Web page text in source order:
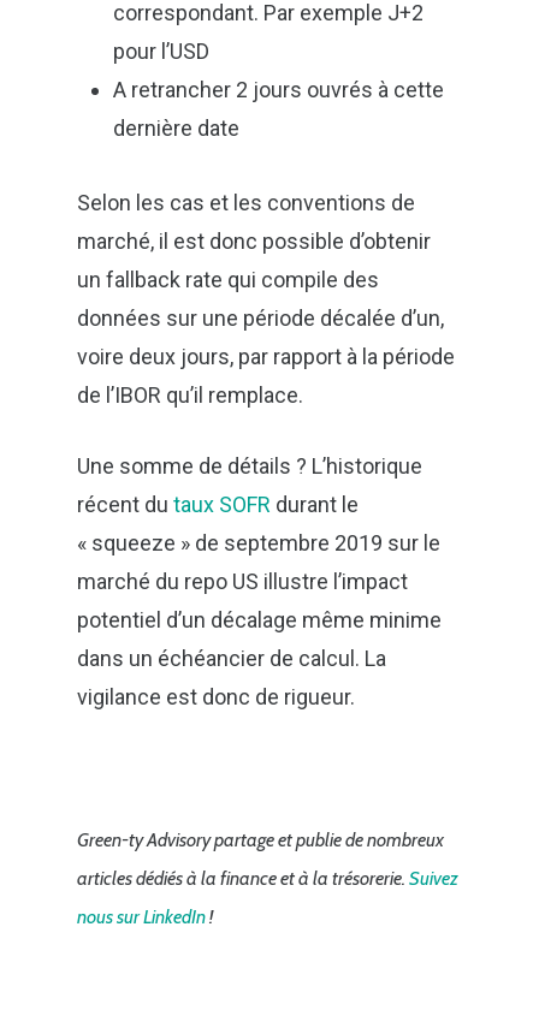
correspondant. Par exemple J+2
pour l’USD
A retrancher 2 jours ouvrés à cette
dernière date
Selon les cas et les conventions de
marché, il est donc possible d’obtenir
un fallback rate qui compile des
données sur une période décalée d’un,
voire deux jours, par rapport à la période
de l’IBOR qu’il remplace.
Une somme de détails ? L’historique
récent dutaux SOFRdurant le
« squeeze » de septembre 2019 sur le
marché du repo US illustre l’impact
potentiel d’un décalage même minime
dans un échéancier de calcul. La
vigilance est donc de rigueur.
Green-ty Advisory partage et publie de nombreux
articles dédiés à la finance et à la trésorerie.Suivez
nous sur LinkedIn!